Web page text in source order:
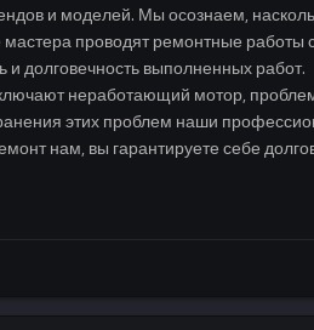
и моделей. Мы осознаем,
проводят ремонтные работы
и долговечность выполненных работ.
неработающий мотор,
этих проблем наши
нам, вы гарантируете себе